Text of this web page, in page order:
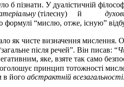
б пізнати. У дуалістичній
(тілесну) й
формулі “мислю, отже, існую”
як чисте визначення мислення.
після речей”. Він писав: “
яке, взяте так само
принцип тотожності
в його абстрактній всезагальності